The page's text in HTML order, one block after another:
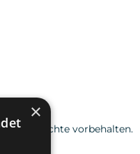
Alle Rechte vorbehalten.
×